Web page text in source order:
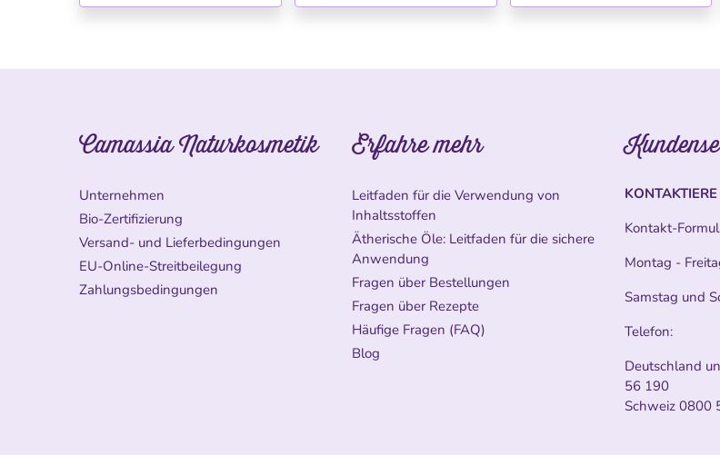
Camassia Naturkosmetik
Unternehmen
Bio-Zertifizierung
Versand- und Lieferbedingungen
EU-Online-Streitbeilegung
Zahlungsbedingungen
Erfahre mehr
Leitfaden für die Verwendung von
Inhaltsstoffen
Ätherische Öle: Leitfaden für die sichere
Anwendung
Fragen über Bestellungen
Fragen über Rezepte
Häufige Fragen (FAQ)
Blog
Kontakt-
Montag -
Samstag und
Telefon:
Deutschland
56 190
Schweiz 0800